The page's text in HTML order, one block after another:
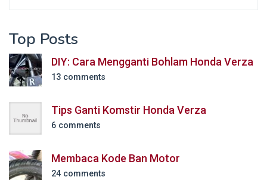
Top Posts
DIY: Cara Mengganti Bohlam Honda Verza
13 comments
Tips Ganti Komstir Honda Verza
6 comments
Membaca Kode Ban Motor
24 comments